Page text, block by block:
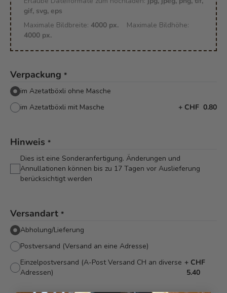
gif, svg, eps
Maximale Bildbreite: 4000 px.
Maximale Bildhöhe:
4000 px.
Verpackung *
im Azetatböxli ohne Masche
im Azetatböxli mit Masche
+ CHF 0.80
Hinweis *
Dies ist eine Sonderanfertigung. Änderungen und
Annullationen können bis zu 17 Tagen vor Auslieferung
berücksichtigt werden
Versandart *
Abholung/Lieferung
Postversand (Versand an eine Adresse)
Einzelpostversand (A-Post Versand CH an diverse
Adressen)
+ CHF
5.40